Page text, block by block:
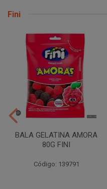
Fini
BALA GELATINA AMORA
80G FINI
Código: 139791